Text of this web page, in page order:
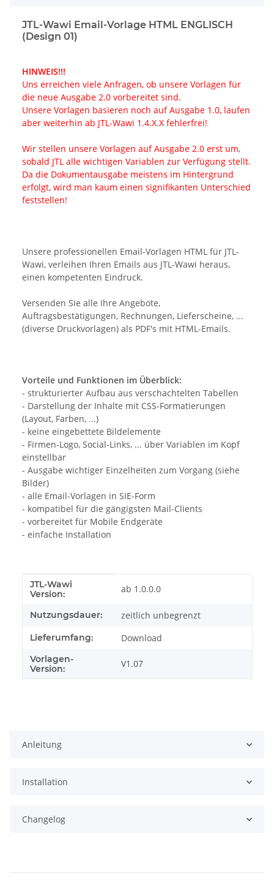
JTL-Wawi Email-Vorlage HTML ENGLISCH
(Design 01)
HINWEIS!!!
Uns erreichen viele Anfragen, ob unsere Vorlagen für
die neue Ausgabe 2.0 vorbereitet sind.
Unsere Vorlagen basieren noch auf Ausgabe 1.0, laufen
aber weiterhin ab JTL-Wawi 1.4.X.X fehlerfrei!
Wir stellen unsere Vorlagen auf Ausgabe 2.0 erst um,
sobald JTL alle wichtigen Variablen zur Verfügung stellt.
Da die Dokumentausgabe meistens im Hintergrund
erfolgt, wird man kaum einen signifikanten Unterschied
feststellen!
Unsere professionellen Email-Vorlagen HTML für JTL-
Wawi, verleihen Ihren Emails aus JTL-Wawi heraus,
einen kompetenten Eindruck.
Versenden Sie alle Ihre Angebote,
Auftragsbestätigungen, Rechnungen, Lieferscheine, ...
(diverse Druckvorlagen) als PDF's mit HTML-Emails.
Vorteile und Funktionen im Überblick:
- strukturierter Aufbau aus verschachtelten Tabellen
- Darstellung der Inhalte mit CSS-Formatierungen
(Layout, Farben, ...)
- keine eingebettete Bildelemente
- Firmen-Logo, Social-Links, ... über Variablen im Kopf
einstellbar
- Ausgabe wichtiger Einzelheiten zum Vorgang (siehe
Bilder)
- alle Email-Vorlagen in SIE-Form
- kompatibel für die gängigsten Mail-Clients
- vorbereitet für Mobile Endgeräte
- einfache Installation
Produkteigenschaft
Wert
JTL-Wawi
Version:
ab 1.0.0.0
Nutzungsdauer: zeitlich unbegrenzt
Lieferumfang: Download
Vorlagen-
Version:
V1.07
Anleitung
Installation
Changelog